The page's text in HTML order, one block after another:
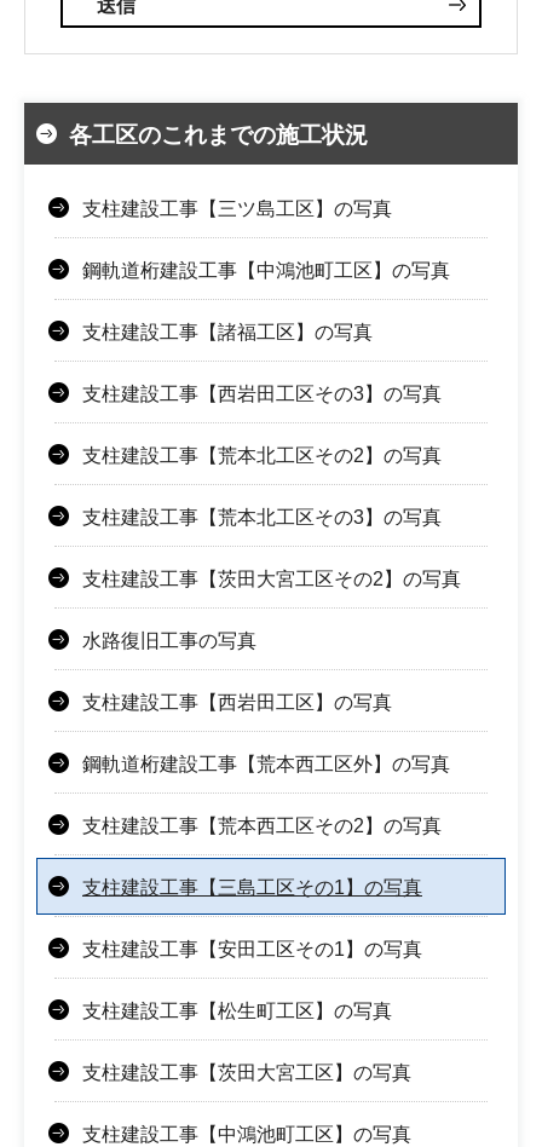
各工区のこれまでの施工状況
支柱建設工事【三ツ島工区】の写真
鋼軌道桁建設工事【中鴻池町工区】の写真
支柱建設工事【諸福工区】の写真
支柱建設工事【西岩田工区その3】の写真
支柱建設工事【荒本北工区その2】の写真
支柱建設工事【荒本北工区その3】の写真
支柱建設工事【茨田大宮工区その2】の写真
水路復旧工事の写真
支柱建設工事【西岩田工区】の写真
鋼軌道桁建設工事【荒本西工区外】の写真
支柱建設工事【荒本西工区その2】の写真
支柱建設工事【三島工区その1】の写真
支柱建設工事【安田工区その1】の写真
支柱建設工事【松生町工区】の写真
支柱建設工事【茨田大宮工区】の写真
支柱建設工事【中鴻池町工区】の写真